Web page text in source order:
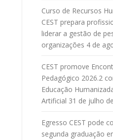
Curso de Recursos
CEST prepara
liderar a gestão de
organizações 4 de
CEST promove
Pedagógico 2026.2
Educação
Artificial 31 de julho
Egresso CEST pode
segunda graduação